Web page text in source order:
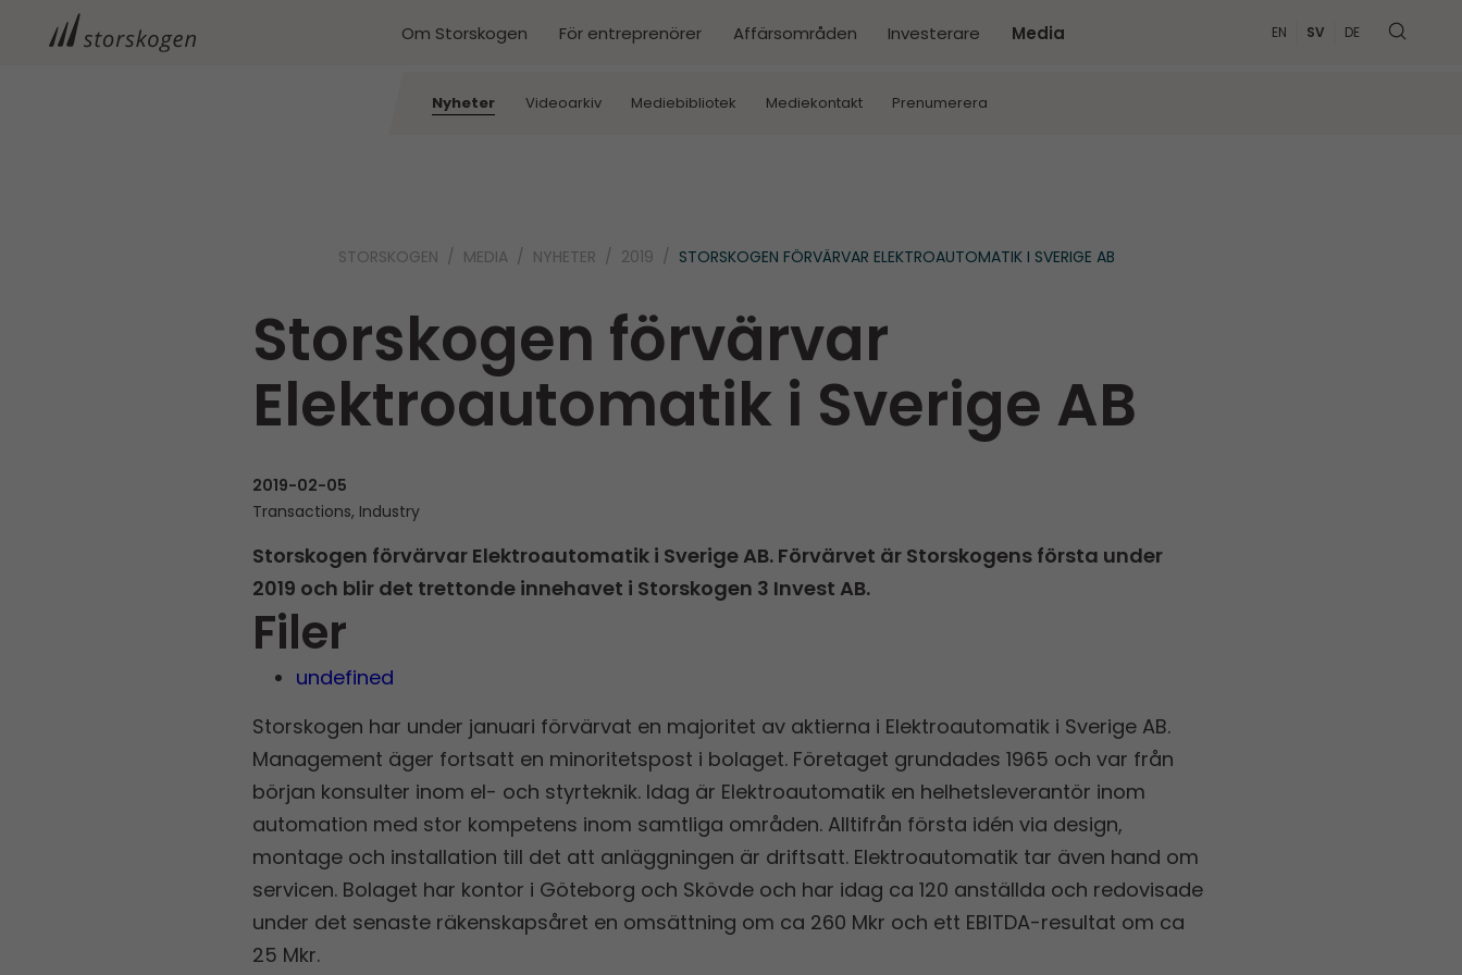
Om Storskogen För entreprenörer Affärsområden Investerare Media
Nyheter Videoarkiv Mediebibliotek Mediekontakt Prenumerera
EN SV DE
STORSKOGEN MEDIA NYHETER 2019 STORSKOGEN FÖRVÄRVAR ELEKTROAUTOMATIK I SVERIGE AB
Storskogen förvärvar
Elektroautomatik i Sverige AB
2019-02-05
Transactions, Industry
Storskogen förvärvar Elektroautomatik i Sverige AB. Förvärvet är Storskogens första under
2019 och blir det trettonde innehavet i Storskogen 3 Invest AB.
Filer
undefined
Storskogen har under januari förvärvat en majoritet av aktierna i Elektroautomatik i Sverige AB.
Management äger fortsatt en minoritetspost i bolaget. Företaget grundades 1965 och var från
början konsulter inom el- och styrteknik. Idag är Elektroautomatik en helhetsleverantör inom
automation med stor kompetens inom samtliga områden. Alltifrån första idén via design,
montage och installation till det att anläggningen är driftsatt. Elektroautomatik tar även hand om
servicen. Bolaget har kontor i Göteborg och Skövde och har idag ca 120 anställda och redo­visade
under det senaste räkenskapsåret en omsättning om ca 260 Mkr och ett EBITDA-resultat om ca
25 Mkr.